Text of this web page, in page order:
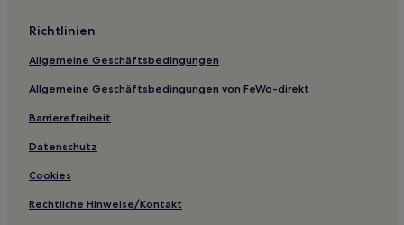
Richtlinien
Allgemeine Geschäftsbedingungen
Allgemeine Geschäftsbedingungen von FeWo-direkt
Barrierefreiheit
Datenschutz
Cookies
Rechtliche Hinweise/Kontakt